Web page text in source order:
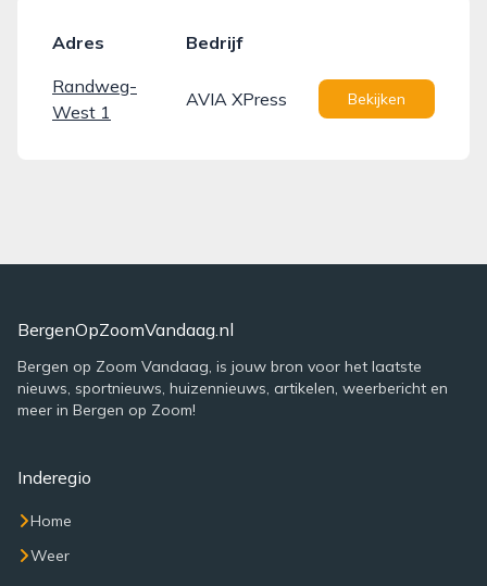
Adres
Bedrijf
Randweg-
West 1
AVIA XPress Bekijken
BergenOpZoomVandaag.nl
Bergen op Zoom Vandaag, is jouw bron voor het laatste
nieuws, sportnieuws, huizennieuws, artikelen, weerbericht en
meer in Bergen op Zoom!
Inderegio
Home
Weer